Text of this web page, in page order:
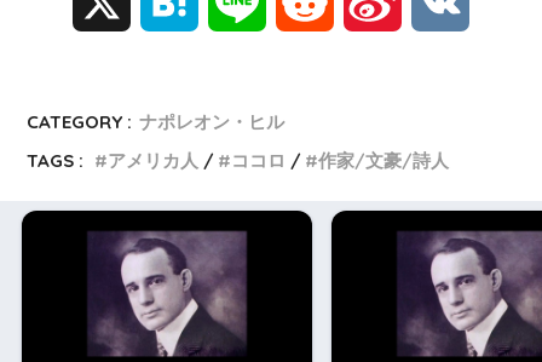
t
e
n
n
d a
W
CATEGORY : ナポレオン・ヒル
TAGS :
アメリカ人 ココロ 作家/文豪/詩人